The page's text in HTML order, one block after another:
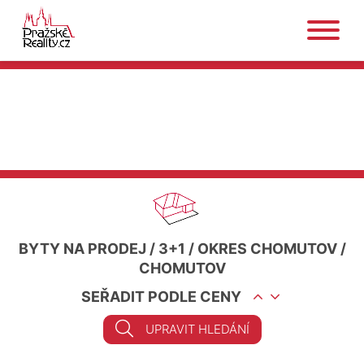
BYTY NA PRODEJ / 3+1 / OKRES CHOMUTOV/
CHOMUTOV
SEŘADIT PODLE CENY
UPRAVIT HLEDÁNÍ